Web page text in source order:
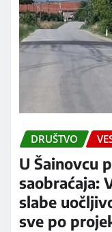
DRUŠTVO
U Šainovcu
saobraćaja:
slabe
sve po